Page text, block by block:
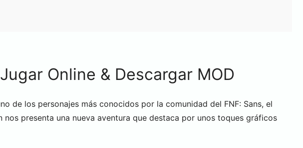
Online & Descargar MOD
de los personajes más conocidos por la comunidad del FNF: Sans, el
presenta una nueva aventura que destaca por unos toques gráficos